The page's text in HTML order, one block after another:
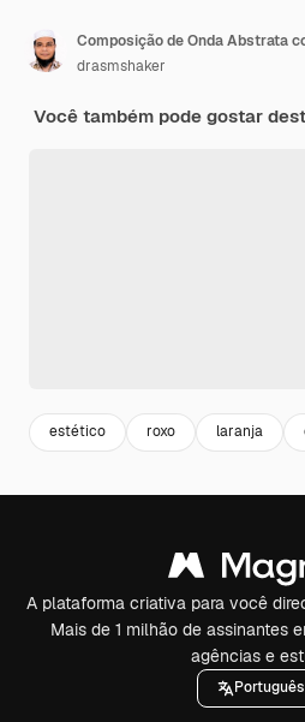
Composição de Onda Abstrata
drasmshaker
Você também pode gostar
estético roxo laranja
A plataforma criativa para você
Mais de 1 milhão de assinantes
agências e
Português